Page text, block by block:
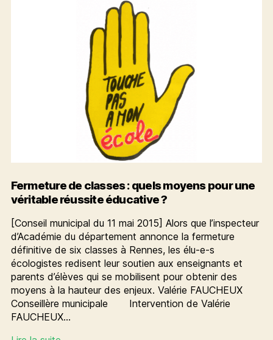
Fermeture de classes : quels moyens pour une
véritable réussite éducative ?
[Conseil municipal du 11 mai 2015] Alors que l’inspecteur
d’Académie du département annonce la fermeture
définitive de six classes à Rennes, les élu-e-s
écologistes redisent leur soutien aux enseignants et
parents d’élèves qui se mobilisent pour obtenir des
moyens à la hauteur des enjeux. Valérie FAUCHEUX
Conseillère municipale Intervention de Valérie
FAUCHEUX…